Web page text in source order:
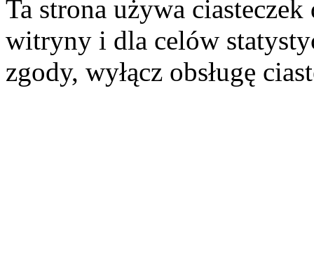
Ta strona używa
witryny i dla celów
zgody, wyłącz obsługę